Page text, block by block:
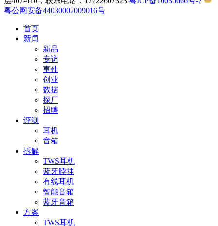
粤公网安备44030002009016号
首页
新闻
新品
专访
事件
创业
数据
探厂
招聘
评测
耳机
音箱
拆解
TWS耳机
蓝牙脖挂
有线耳机
智能音箱
蓝牙音箱
方案
TWS耳机